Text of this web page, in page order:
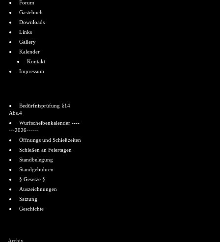
Forum
Gästebuch
Downloads
Links
Gallery
Kalender
Kontakt
Impressum
Bedürfnisprüfung §14
Abs.4
Wurfscheibenkalender ----
---2026------
Öffnungs und Schießzeiten
Schießen an Feiertagen
Standbelegung
Standgebühren
§ Gesetze §
Auszeichnungen
Satzung
Geschichte
Archiv